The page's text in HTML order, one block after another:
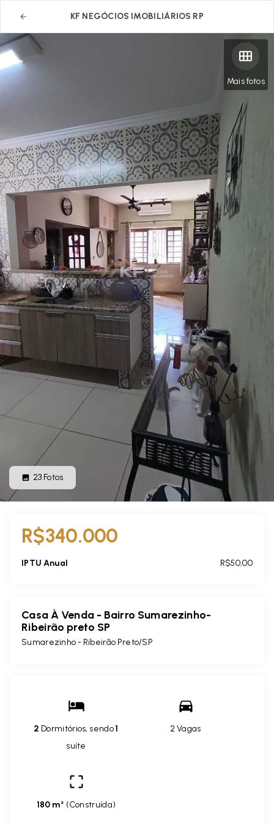
KF NEGÓCIOS IMOBILIÁRIOS RP
Mais fotos
23 Fotos
R$340.000
IPTU Anual R$50,00
Casa À Venda - Bairro Sumarezinho-
Ribeirão preto SP
Sumarezinho - Ribeirão Preto/SP
2 Dormitórios, sendo1
suíte
2 Vagas
180 m² (Construída)